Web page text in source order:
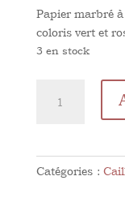
Papier marbré
coloris vert et
3 en stock
Catégories :